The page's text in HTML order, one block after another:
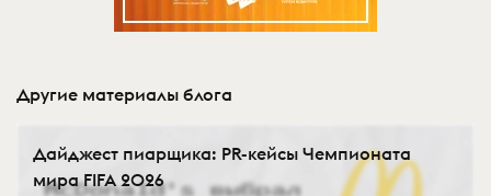
Другие материалы блога
Дайджест пиарщика: PR-кейсы Чемпионата
мира FIFA 2026